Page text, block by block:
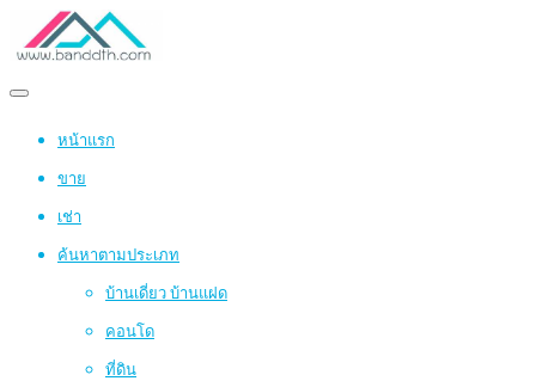
หน้าแรก
ขาย
เช่า
ค้นหาตามประเภท
บ้านเดี่ยว บ้านแฝด
คอนโด
ที่ดิน